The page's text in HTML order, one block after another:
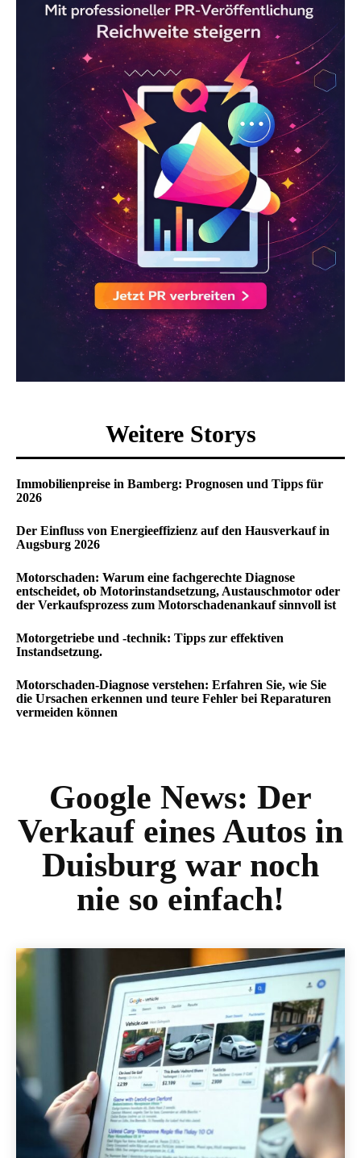
Weitere Storys
Immobilienpreise in Bamberg: Prognosen und Tipps für
2026
Der Einfluss von Energieeffizienz auf den Hausverkauf in
Augsburg 2026
Motorschaden: Warum eine fachgerechte Diagnose
entscheidet, ob Motorinstandsetzung, Austauschmotor oder
der Verkaufsprozess zum Motorschadenankauf sinnvoll ist
Motorgetriebe und -technik: Tipps zur effektiven
Instandsetzung.
Motorschaden-Diagnose verstehen: Erfahren Sie, wie Sie
die Ursachen erkennen und teure Fehler bei Reparaturen
vermeiden können
Google News: Der
Verkauf eines Autos in
Duisburg war noch
nie so einfach!